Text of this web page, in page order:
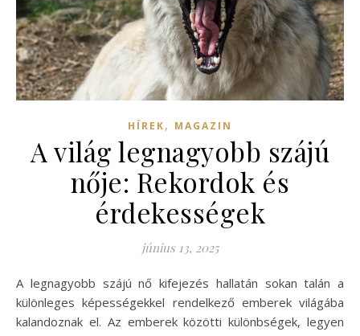
HÍREK, MAGAZIN
A világ legnagyobb szájú
nője: Rekordok és
érdekességek
június 13, 2025
A legnagyobb szájú nő kifejezés hallatán sokan talán a
különleges képességekkel rendelkező emberek világába
kalandoznak el. Az emberek közötti különbségek, legyen